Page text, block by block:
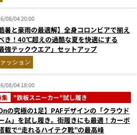
08/04 20:00
酷暑と豪雨の最適解】全身コロンビアで揃え
き！40℃超えの過酷な夏を快適にする
最強テックウエア」セットアップ
ッション
08/04 18:00
集 "鉄板スニーカー"試し履き
Onの究極の1足】PAFデザインの「クラウド
ム」を試し履き。街履きにも最適！カーボ
載で“走れるハイテク靴”の最高峰